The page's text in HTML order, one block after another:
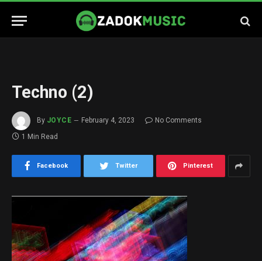
Techno (2)
By JOYCE February 4, 2023
No Comments
1 Min Read
Facebook Twitter Pinterest